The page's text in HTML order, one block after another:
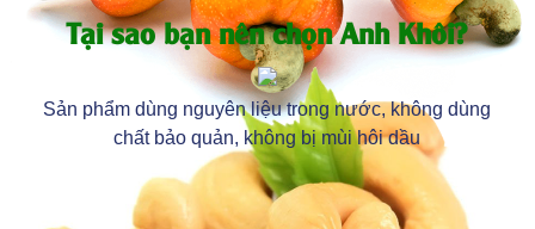
Tại sao bạn nên chọn Anh Khôi?
Sản phẩm dùng nguyên liệu trong nước, không dùng
chất bảo quản, không bị mùi hôi dầu